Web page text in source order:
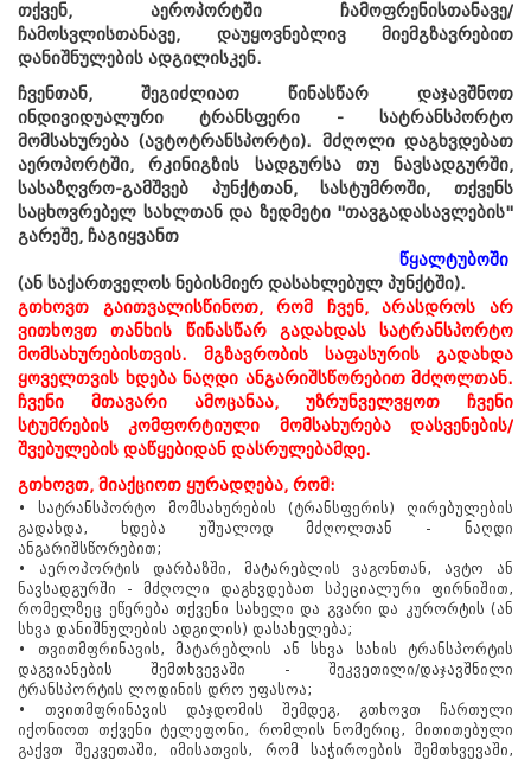
თქვენ, აეროპორტში ჩამოფრენისთანავე/
ჩამოსვლისთანავე, დაუყოვნებლივ მიემგზავრებით
დანიშნულების ადგილისკენ.
ჩვენთან, შეგიძლიათ წინასწარ დაჯავშნოთ
ინდივიდუალური ტრანსფერი - სატრანსპორტო
მომსახურება (ავტოტრანსპორტი). მძღოლი დაგხვდებათ
აეროპორტში, რკინიგზის სადგურსა თუ ნავსადგურში,
სასაზღვრო-გამშვებ პუნქტთან, სასტუმროში, თქვენს
საცხოვრებელ სახლთან და ზედმეტი "თავგადასავლების"
გარეშე, ჩაგიყვანთ
წყალტუბოში
(ან საქართველოს ნებისმიერ დასახლებულ პუნქტში).
გთხოვთ გაითვალისწინოთ, რომ ჩვენ, არასდროს არ
ვითხოვთთანხის წინასწარ გადახდას სატრანსპორტო
მომსახურებისთვის. მგზავრობის საფასურის გადახდა
ყოველთვის ხდება ნაღდი ანგარიშსწორებით მძღოლთან.
ჩვენი მთავარი ამოცანაა, უზრუნველვყოთ ჩვენი
სტუმრების კომფორტიული მომსახურება დასვენების/
შვებულების დაწყებიდან დასრულებამდე.
გთხოვთ, მიაქციოთ ყურადღება, რომ:
• სატრანსპორტო მომსახურების (ტრანსფერის) ღირებულების
გადახდა, ხდება უშუალოდ მძღოლთან - ნაღდი
ანგარიშსწორებით;
• აეროპორტის დარბაზში, მატარებლის ვაგონთან, ავტო ან
ნავსადგურში - მძღოლი დაგხვდებათ სპეციალური ფირნიშით,
რომელზეც ეწერება თქვენი სახელი და გვარი და კურორტის (ან
სხვა დანიშნულების ადგილის) დასახელება;
• თვითმფრინავის, მატარებლის ან სხვა სახის ტრანსპორტის
დაგვიანების შემთხვევაში - შეკვეთილი/დაჯავშნილი
ტრანსპორტის ლოდინის დრო უფასოა;
• თვითმფრინავის დაჯდომის შემდეგ, გთხოვთ ჩართული
იქონიოთ თქვენი ტელეფონი, რომლის ნომერიც, მითითებული
გაქვთ შეკვეთაში, იმისათვის, რომ საჭიროების შემთხვევაში,